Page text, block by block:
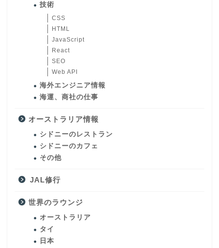
技術
CSS
HTML
JavaScript
React
SEO
Web API
海外エンジニア情報
海運、商社の仕事
オーストラリア情報
シドニーのレストラン
シドニーのカフェ
その他
JAL修行
世界のラウンジ
オーストラリア
タイ
日本